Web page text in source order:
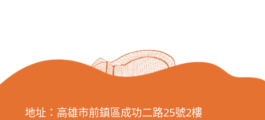
地址：高雄市前鎮區成功二路25號2樓